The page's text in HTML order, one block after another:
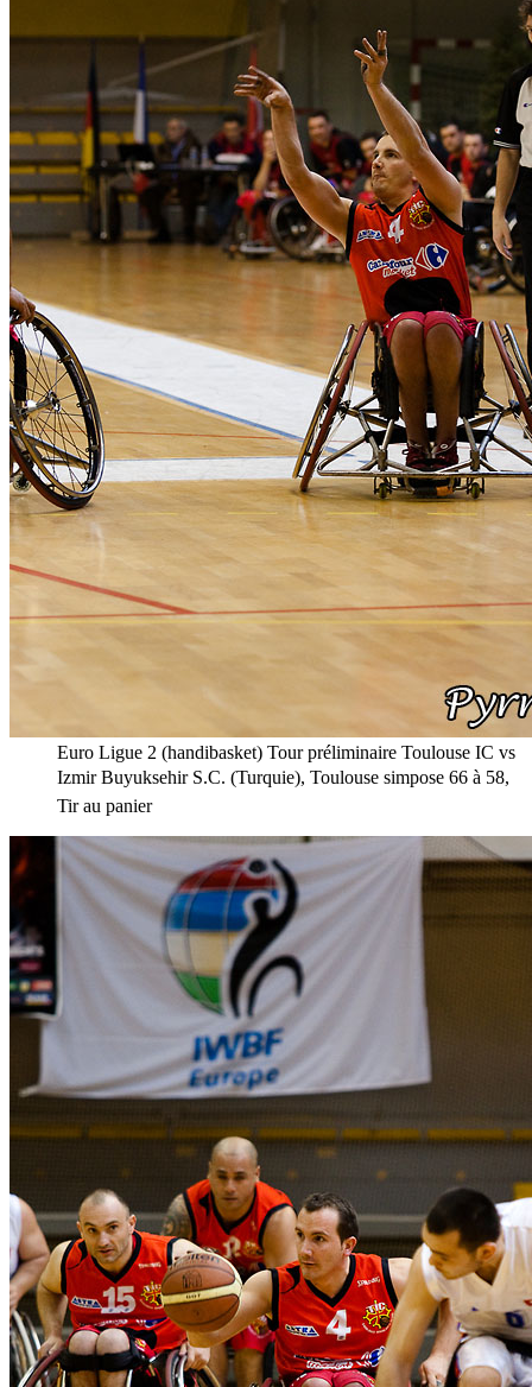
Euro Ligue 2 (handibasket) Tour préliminaire Toulouse IC vs
Izmir Buyuksehir S.C. (Turquie), Toulouse simpose 66 à 58,
Tir au panier